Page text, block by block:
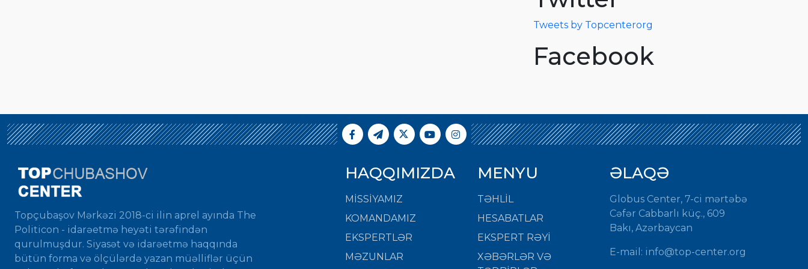
Tweets by Topcenterorg
Facebook
Topçubaşov Mərkəzi 2018-ci ilin aprel ayında The
Politicon - idarəetmə heyəti tərəfindən
qurulmuşdur. Siyasət və idarəetmə haqqında
bütün forma və ölçülərdə yazan müəlliflər üçün
HAQQIMIZDA
MISSIYAMIZ
KOMANDAMIZ
EKSPERTLƏR
MƏZUNLAR
MENYU
TƏHLİL
HESABATLAR
EKSPERT RƏYİ
XƏBƏRLƏR VƏ
ƏLAQƏ
Globus Center, 7-ci mərtəbə
Cəfər Cabbarlı küç., 609
Bakı, Azərbaycan
E-mail: info@top-center.org